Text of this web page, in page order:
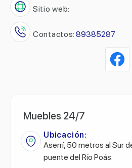
Sitio web:
Contactos: 89385287
Muebles 24/7
Ubicación:
Aserrí, 50 metros al Sur
puente del Río Poás.